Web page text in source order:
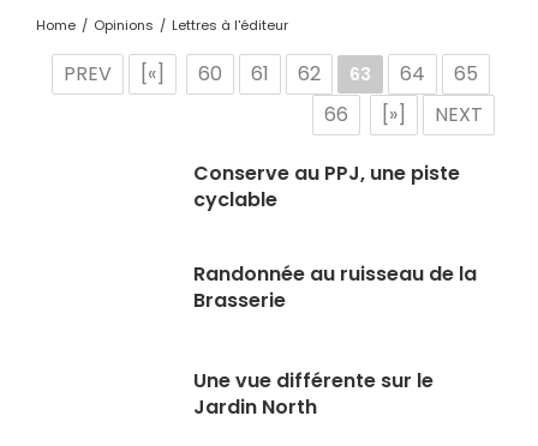
Home / Opinions / Lettres à l'éditeur
PREV [«] 60 61 62 63 64
65
66
[»] NEXT
Conserve au PPJ, une piste
cyclable
Randonnée au ruisseau de la
Brasserie
Une vue différente sur le
Jardin North